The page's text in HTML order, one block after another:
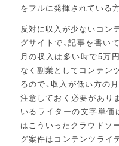
をフルに発揮されている
反対に収入が少ないコン
グサイトで、記事を書い
月の収入は多い時で5万
なく副業としてコンテン
るので、収入が低い方の
注意しておく必要があり
いるライターの文字単
はこういったクラウドソ
グ案件はコンテンツライ